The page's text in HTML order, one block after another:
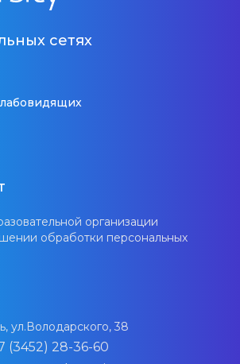
сетях
организации
обработки персональных
ул.Володарского, 38
(3452) 28-36-60